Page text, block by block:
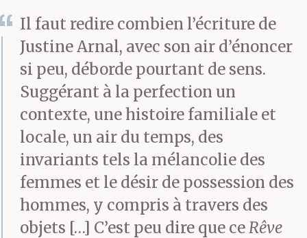
l’était, et après-demain
il y en aura un autre qui
le sera aussi, mais
aujourd’hui c’est
différent cartout se joue
dans le match de ce soir,
Éric Richard ne veut pas
rater ça. Il a averti sa
Il faut redire combien l’écriture de
Justine Arnal, avec son air d’énoncer
si peu, déborde pourtant de sens.
Suggérant à la perfection un
contexte, une histoire familiale et
locale, un air du temps, des
invariants tels la mélancolie des
femmes et le désir de possession des
hommes, y compris à travers des
objets […] C’est peu dire que ceRêve